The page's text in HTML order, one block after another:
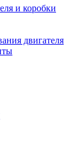
и коробки
двигателя